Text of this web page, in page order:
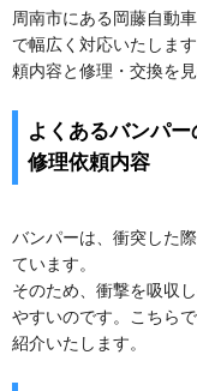
周南市にある岡藤自動
で幅広く対応いたしま
頼内容と修理・交換を
よくあるバンパ
修理依頼内容
バンパーは、衝突した
ています。
そのため、衝撃を吸収
やすいのです。こちら
紹介いたします。